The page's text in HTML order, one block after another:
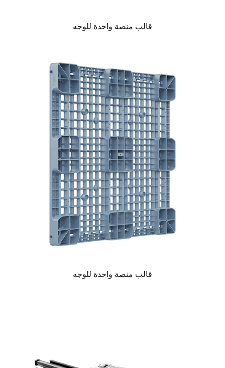
قالب منصة واحدة للوجه
قالب منصة واحدة للوجه